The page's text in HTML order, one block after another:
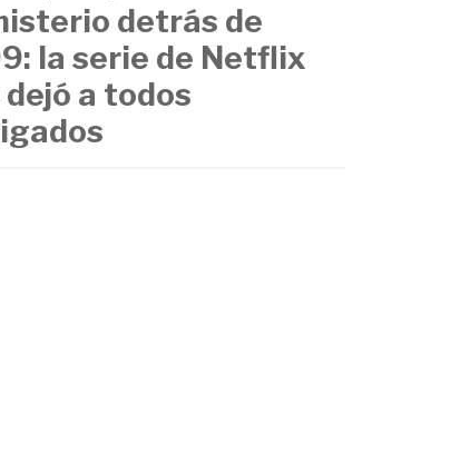
detrás de
la serie de Netflix
dejó a todos